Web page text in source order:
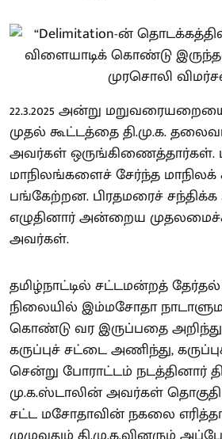
22.3.2025 அன்று
முதல் கூட்டத்தை தி.மு.க.
அவர்கள் ஒருங்கிணைத்தார்கள்.
மாநிலங்களைச் சேர்ந்த மாநிலக்
பங்கேற்றன. பிரதமரைச் சந்திக்க
எழுதினார் அன்றைய
அவர்கள்.
தமிழ்நாட்டில் சட்டமன்றத்
நிலையில் இம்மசோதா
கொண்டு வர இருப்பதை அறிந்து,
கருப்புச் சட்டை அணிந்து,
சென்று போராட்டம் நடத்தினார்
மு.க.ஸ்டாலின் அவர்கள்
சட்ட மசோதாவின் நகலை